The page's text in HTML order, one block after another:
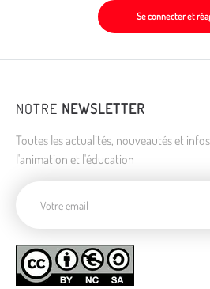
Se connecter et
NOTRE NEWSLETTER
Toutes les actualités, nouveautés et
l'animation et l'éducation